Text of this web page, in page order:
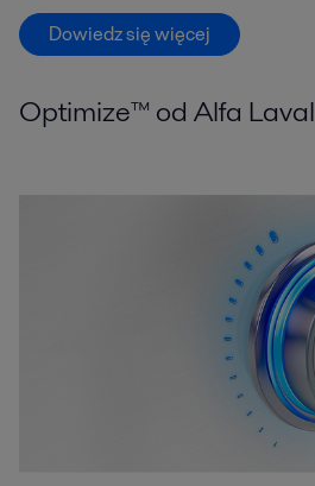
Dowiedz się więcej
Optimize™ od Alfa Laval